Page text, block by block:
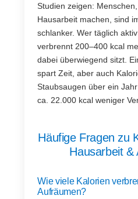
Studien zeigen:
Hausarbeit machen, sind
schlanker. Wer täglich
verbrennt 200–400 kcal
dabei überwiegend sitzt.
spart Zeit, aber auch
Staubsaugen über ein
ca. 22.000 kcal weniger
Häufige Fragen zu
Hausarbeit &
Wie viele Kalorien
Aufräumen?